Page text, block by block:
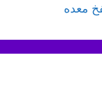
معده